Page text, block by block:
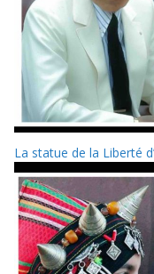
La statue de la Liberté